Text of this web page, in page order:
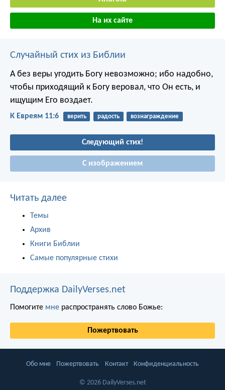
На их сайте
Случайный стих из Библии
А без веры угодить Богу невозможно; ибо надобно,
чтобы приходящий к Богу веровал, что Он есть, и
ищущим Его воздает.
К Евреям 11:6 верить радость вознаграждение
Следующий стих!
С изображением
Читать далее
Темы
Архив
Книги Библии
Самые популярные стихи
Поддержка DailyVerses.net
Помогите мне распространять слово Божье:
Пожертвовать
Обо мне Пожертвовать Контакт Конфиденциальность
© 2026 DailyVerses.net